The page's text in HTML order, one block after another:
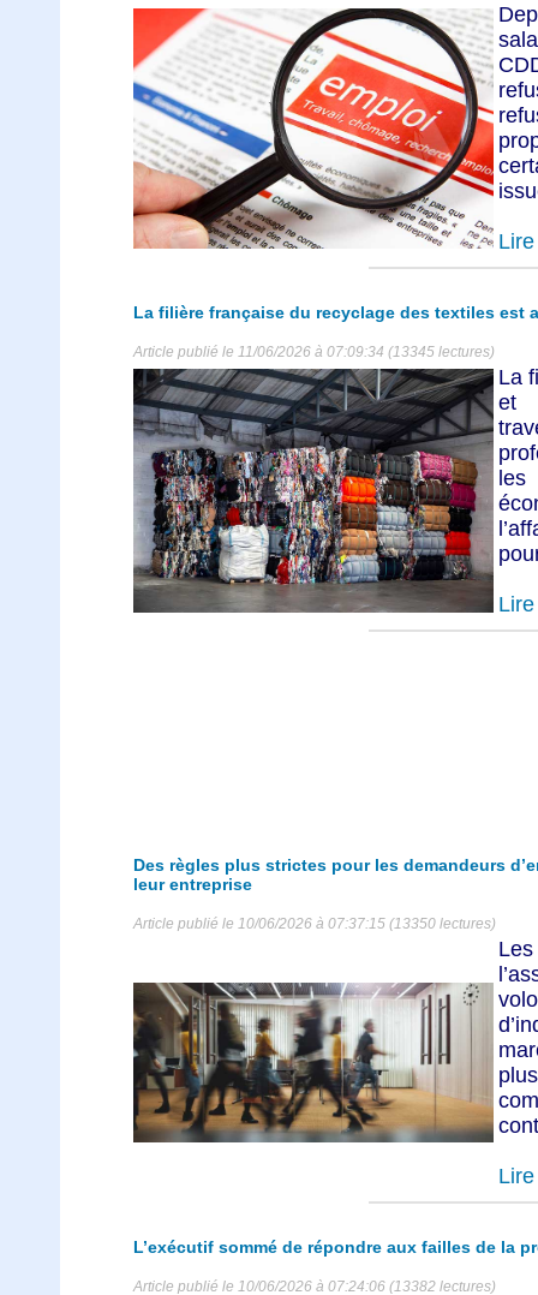
La filière française du recyclage des textiles est
Article publié le 11/06/2026 à 07:09:34 (13345 lectures)
La
et
les
Des règles plus strictes pour les demandeurs
leur entreprise
Article publié le 10/06/2026 à 07:37:15 (13350 lectures)
L’exécutif sommé de répondre aux failles de la
Article publié le 10/06/2026 à 07:24:06 (13382 lectures)